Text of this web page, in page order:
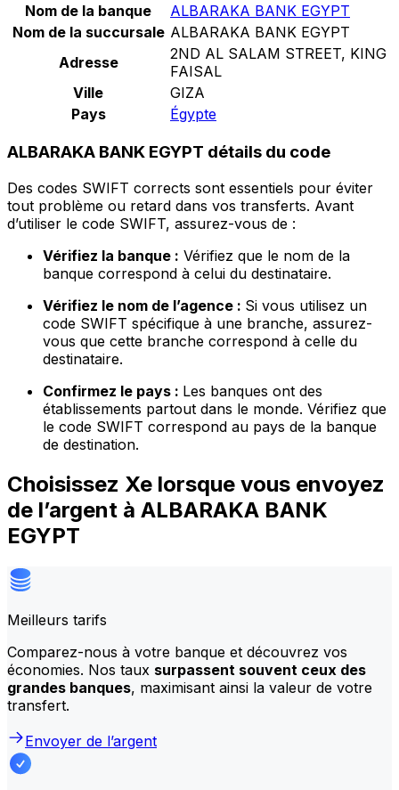
Nom de la banque
ALBARAKA BANK EGYPT
Nom de la succursale ALBARAKA BANK EGYPT
Adresse
2ND AL SALAM STREET, KING
FAISAL
Ville
GIZA
Pays
Égypte
ALBARAKA BANK EGYPT détails du code
Des codes SWIFT corrects sont essentiels pour éviter
tout problème ou retard dans vos transferts. Avant
d’utiliser le code SWIFT, assurez-vous de :
Vérifiez la banque : Vérifiez que le nom de la
banque correspond à celui du destinataire.
Vérifiez le nom de l’agence : Si vous utilisez un
code SWIFT spécifique à une branche, assurez-
vous que cette branche correspond à celle du
destinataire.
Confirmez le pays : Les banques ont des
établissements partout dans le monde. Vérifiez que
le code SWIFT correspond au pays de la banque
de destination.
Choisissez Xe lorsque vous envoyez
de l’argent à ALBARAKA BANK
EGYPT
Meilleurs tarifs
Comparez-nous à votre banque et découvrez vos
économies. Nos taux surpassent souvent ceux des
grandes banques, maximisant ainsi la valeur de votre
transfert.
Envoyer de l’argent